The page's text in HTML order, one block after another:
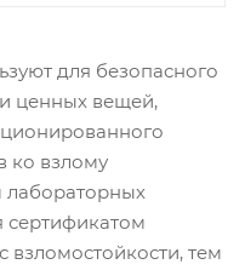
для безопасного
ценных вещей,
ко взлому
лабораторных
сертификатом
взломостойкости, тем